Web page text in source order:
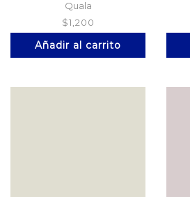
Quala
$1,200
Añadir al carrito